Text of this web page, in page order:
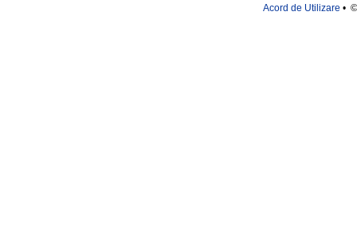
Acord de Utilizare •